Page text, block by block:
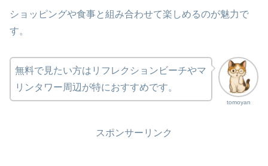
ショッピングや食事と組み合わせて楽しめるのが魅力で
す。
tomoyan
無料で見たい方はリフレクションビーチやマ
リンタワー周辺が特におすすめです。
スポンサーリンク